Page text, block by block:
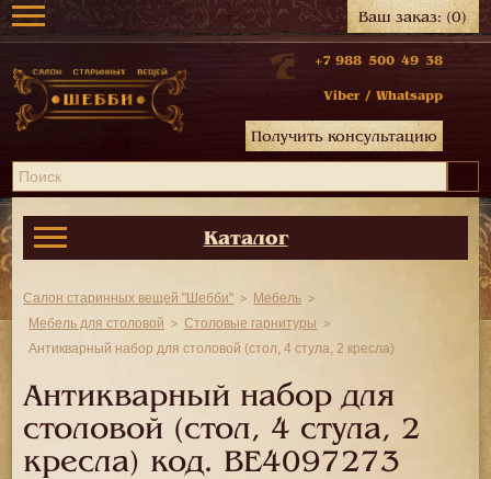
Ваш заказ:(0)
+7 988 500 49 38
Viber / Whatsapp
Получить консультацию
Каталог
Салон старинных вещей "Шебби"
Мебель
Мебель для столовой
Столовые гарнитуры
Антикварный набор для столовой (стол, 4 стула, 2 кресла)
Антикварный набор для
столовой (стол, 4 стула, 2
кресла) код. BE4097273